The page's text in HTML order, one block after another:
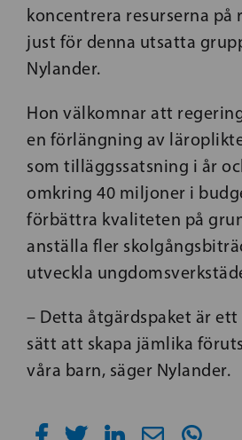
koncentrera resurserna på
just för denna utsatta
Nylander.
Hon välkomnar att
en förlängning av
som tilläggssatsning i år
omkring 40 miljoner i
förbättra kvaliteten på
anställa fler
utveckla
– Detta åtgärdspaket är
sätt att skapa jämlika
våra barn, säger Nylander.